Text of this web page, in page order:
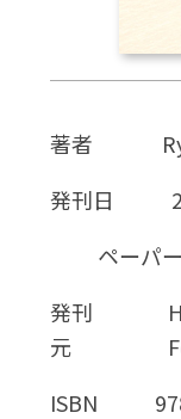
外国
著者
発刊日
ペーパ
発刊
元
ISBN